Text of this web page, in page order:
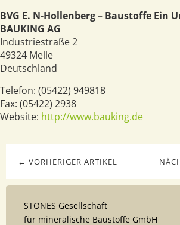
BVG E. N-Hollenberg – Baustoffe Ein
BAUKING AG
Industriestraße 2
49324 Melle
Deutschland
Telefon: (05422) 949818
Fax: (05422) 2938
Website: http://www.bauking.de
← VORHERIGER ARTIKEL
STONES Gesellschaft
für mineralische Baustoffe GmbH